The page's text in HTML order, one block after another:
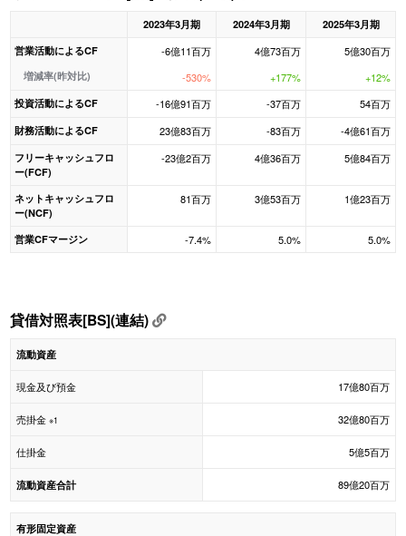
2023年3月期 2024年3月期
2025年3月期
営業活動によるCF
増減率(昨対比)
-6億11百万
-530%
4億73百万
+177%
5億30百万
+12%
投資活動によるCF -16億91百万 -37百万 54百万
財務活動によるCF 23億83百万 -83百万 -4億61百万
フリーキャッシュフロ
ー(FCF)
-23億2百万 4億36百万 5億84百万
ネットキャッシュフロ
ー(NCF)
81百万 3億53百万 1億23百万
営業CFマージン -7.4% 5.0% 5.0%
貸借対照表[BS](連結)
流動資産
現金及び預金 17億80百万
売掛金 ※1 32億80百万
仕掛金 5億5百万
流動資産合計 89億20百万
有形固定資産